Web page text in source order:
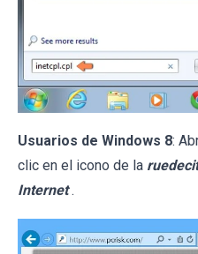
Usuarios de Windows 8:
clic en el icono de la
Internet .